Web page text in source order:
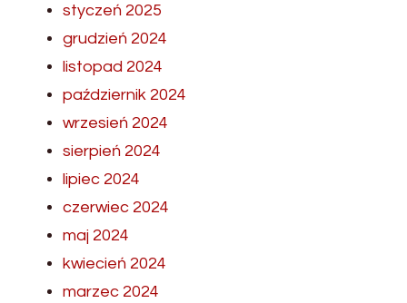
styczeń 2025
grudzień 2024
listopad 2024
październik 2024
wrzesień 2024
sierpień 2024
lipiec 2024
czerwiec 2024
maj 2024
kwiecień 2024
marzec 2024